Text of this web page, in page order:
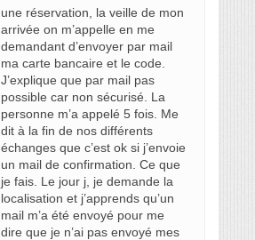
une réservation, la veille de mon
arrivée on m’appelle en me
demandant d’envoyer par mail
ma carte bancaire et le code.
J’explique que par mail pas
possible car non sécurisé. La
personne m’a appelé 5 fois. Me
dit à la fin de nos différents
échanges que c’est ok si j’envoie
un mail de confirmation. Ce que
je fais. Le jour j, je demande la
localisation et j’apprends qu’un
mail m’a été envoyé pour me
dire que je n’ai pas envoyé mes